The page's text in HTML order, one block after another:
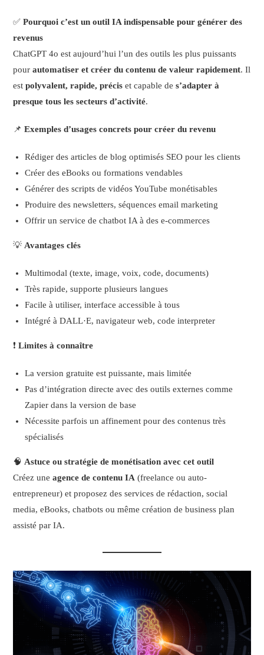
✅Pourquoi c’est un outil IA indispensable pour générer des
revenus
ChatGPT 4o est aujourd’hui l’un des outils les plus puissants
pourautomatiser et créer du contenu de valeur rapidement. Il
estpolyvalent, rapide, précis et capable des’adapter à
presque tous les secteurs d’activité.
📌Exemples d’usages concrets pour créer du revenu
Rédiger des articles de blog optimisés SEO pour les clients
Créer des eBooks ou formations vendables
Générer des scripts de vidéos YouTube monétisables
Produire des newsletters, séquences email marketing
Offrir un service de chatbot IA à des e-commerces
💡 Avantages clés
Multimodal (texte, image, voix, code, documents)
Très rapide, supporte plusieurs langues
Facile à utiliser, interface accessible à tous
Intégré à DALL·E, navigateur web, code interpreter
❗Limites à connaître
La version gratuite est puissante, mais limitée
Pas d’intégration directe avec des outils externes comme
Zapier dans la version de base
Nécessite parfois un affinement pour des contenus très
spécialisés
🧠 Astuce ou stratégie de monétisation avec cet outil
Créez uneagence de contenu IA (freelance ou auto-
entrepreneur) et proposez des services de rédaction, social
media, eBooks, chatbots ou même création de business plan
assisté par IA.